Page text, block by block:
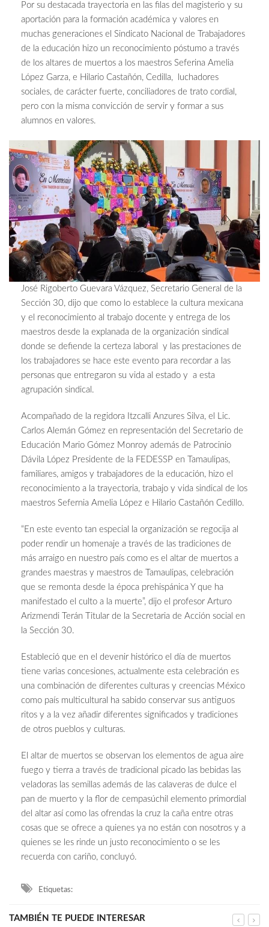
Por su destacada trayectoria en las filas del magisterio y su
aportación para la formación académica y valores en
muchas generaciones el Sindicato Nacional de Trabajadores
de la educación hizo un reconocimiento póstumo a través
de los altares de muertos a los maestros Seferina Amelia
López Garza, e Hilario Castañón, Cedilla, luchadores
sociales, de carácter fuerte, conciliadores de trato cordial,
pero con la misma convicción de servir y formar a sus
alumnos en valores.
José Rigoberto Guevara Vázquez, Secretario General de la
Sección 30, dijo que como lo establece la cultura mexicana
y el reconocimiento al trabajo docente y entrega de los
maestros desde la explanada de la organización sindical
donde se defiende la certeza laboral y las prestaciones de
los trabajadores se hace este evento para recordar a las
personas que entregaron su vida al estado y a esta
agrupación sindical.
Acompañado de la regidora Itzcalli Anzures Silva, el Lic.
Carlos Alemán Gómez en representación del Secretario de
Educación Mario Gómez Monroy además de Patrocinio
Dávila López Presidente de la FEDESSP en Tamaulipas,
familiares, amigos y trabajadores de la educación, hizo el
reconocimiento a la trayectoria, trabajo y vida sindical de los
maestros Sefernia Amelia López e Hilario Castañón Cedillo.
“En este evento tan especial la organización se regocija al
poder rendir un homenaje a través de las tradiciones de
más arraigo en nuestro país como es el altar de muertos a
grandes maestras y maestros de Tamaulipas, celebración
que se remonta desde la época prehispánica Y que ha
manifestado el culto a la muerte”, dijo el profesor Arturo
Arizmendi Terán Titular de la Secretaria de Acción social en
la Sección 30.
Estableció que en el devenir histórico el día de muertos
tiene varias concesiones, actualmente esta celebración es
una combinación de diferentes culturas y creencias México
como país multicultural ha sabido conservar sus antiguos
ritos y a la vez añadir diferentes significados y tradiciones
de otros pueblos y culturas.
El altar de muertos se observan los elementos de agua aire
fuego y tierra a través de tradicional picado las bebidas las
veladoras las semillas además de las calaveras de dulce el
pan de muerto y la flor de cempasúchil elemento primordial
del altar así como las ofrendas la cruz la caña entre otras
cosas que se ofrece a quienes ya no están con nosotros y a
quienes se les rinde un justo reconocimiento o se les
recuerda con cariño, concluyó.
Etiquetas:
TAMBIÉN TE PUEDE INTERESAR